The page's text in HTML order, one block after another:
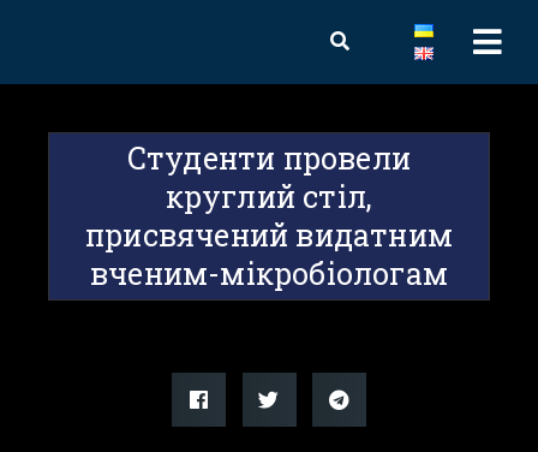
Студенти провели
круглий стіл,
присвячений видатним
вченим-мікробіологам